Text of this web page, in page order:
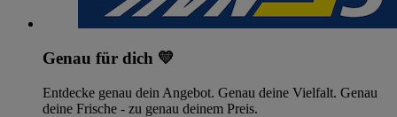
Genau für dich 💛
Entdecke genau dein Angebot. Genau deine Vielfalt. Genau
deine Frische - zu genau deinem Preis.